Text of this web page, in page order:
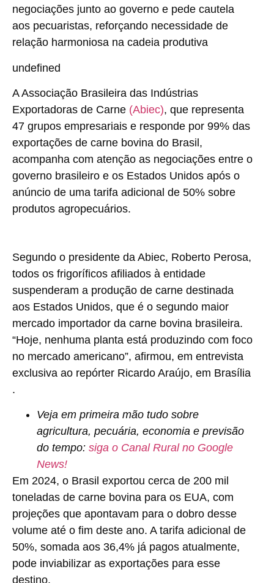
negociações junto ao governo e pede cautela
aos pecuaristas, reforçando necessidade de
relação harmoniosa na cadeia produtiva
undefined
A Associação Brasileira das Indústrias
Exportadoras de Carne (Abiec), que representa
47 grupos empresariais e responde por 99% das
exportações de carne bovina do Brasil,
acompanha com atenção as negociações entre o
governo brasileiro e os Estados Unidos após o
anúncio de uma tarifa adicional de 50% sobre
produtos agropecuários.
Segundo o presidente da Abiec, Roberto Perosa,
todos os frigoríficos afiliados à entidade
suspenderam a produção de carne destinada
aos Estados Unidos, que é o segundo maior
mercado importador da carne bovina brasileira.
“Hoje, nenhuma planta está produzindo com foco
no mercado americano”, afirmou, em entrevista
exclusiva ao repórter Ricardo Araújo, em Brasília
.
Veja em primeira mão tudo sobre
agricultura, pecuária, economia e previsão
do tempo: siga o Canal Rural no Google
News!
Em 2024, o Brasil exportou cerca de 200 mil
toneladas de carne bovina para os EUA, com
projeções que apontavam para o dobro desse
volume até o fim deste ano. A tarifa adicional de
50%, somada aos 36,4% já pagos atualmente,
pode inviabilizar as exportações para esse
destino.